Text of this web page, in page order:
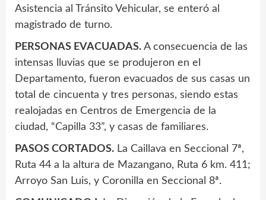
Asistencia al Tránsito Vehicular, se enteró al
magistrado de turno.
PERSONAS EVACUADAS. A consecuencia de las
intensas lluvias que se produjeron en el
Departamento, fueron evacuados de sus casas un
total de cincuenta y tres personas, siendo estas
realojadas en Centros de Emergencia de la
ciudad, “Capilla 33”, y casas de familiares.
PASOS CORTADOS. La Caillava en Seccional 7ª,
Ruta 44 a la altura de Mazangano, Ruta 6 km. 411;
Arroyo San Luis, y Coronilla en Seccional 8ª.